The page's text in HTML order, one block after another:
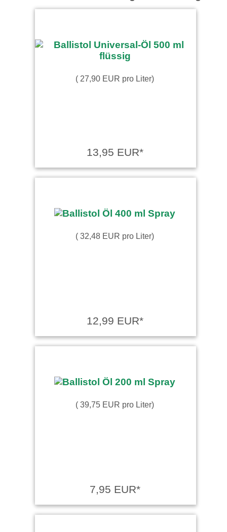
( 27,90 EUR pro Liter)
13,95 EUR*
( 32,48 EUR pro Liter)
12,99 EUR*
( 39,75 EUR pro Liter)
7,95 EUR*